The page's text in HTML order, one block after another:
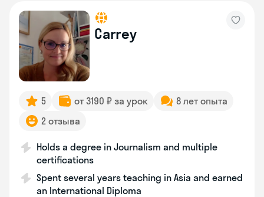
Carrey
5 от 3190 ₽ за урок
8 лет опыта
2 отзыва
Holds a degree in Journalism and multiple
certifications
Spent several years teaching in Asia and earned
an International Diploma